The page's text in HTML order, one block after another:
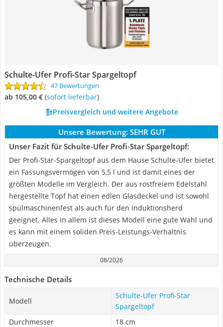
Schulte-Ufer Profi-Star Spargeltopf
47 Bewertungen
ab 105,00 € ( Sofort lieferbar)
Preisvergleich und weitere Angebote
Unsere Bewertung: SEHR GUT
Unser Fazit für Schulte-Ufer Profi-Star Spargeltopf:
Der Profi-Star-Spargeltopf aus dem Hause Schulte-Ufer bietet
ein Fassungsvermögen von 5,5 l und ist damit eines der
größten Modelle im Vergleich. Der aus rostfreiem Edelstahl
hergestellte Topf hat einen edlen Glasdeckel und ist sowohl
spülmaschinenfest als auch für den Induktionsherd
geeignet. Alles in allem ist dieses Modell eine gute Wahl und
es kann mit einem soliden Preis-Leistungs-Verhältnis
überzeugen.
08/2026
Technische Details
Modell
Schulte-Ufer Profi-Star
Spargeltopf
Durchmesser
18 cm